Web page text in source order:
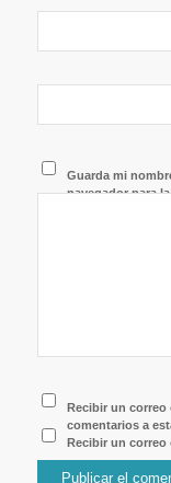
Guarda mi
navegador para
Recibir un
comentarios a
Recibir un correo